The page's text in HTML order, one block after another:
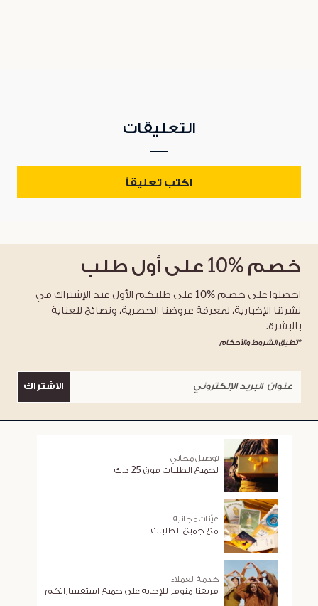
التعليقات
اكتب تعليقاً
خصم %10 على أول طلب
احصلوا على خصم %10 على طلبكم الأول عند الإشتراك في
نشرتنا الإخبارية، لمعرفة عروضنا الحصرية، ونصائح للعناية
بالبشرة.
*تطبق الشروط والأحكام
الاشتراك
توصيل مجاني
لجميع الطلبات فوق 25 د.ك
عيّنات مجانية
مع جميع الطلبات
خدمة العملاء
فريقنا متوفر للإجابة على جميع استفساراتكم